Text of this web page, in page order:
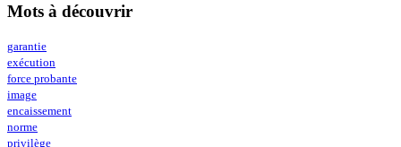
Mots à découvrir
garantie
exécution
force probante
image
encaissement
norme
privilège